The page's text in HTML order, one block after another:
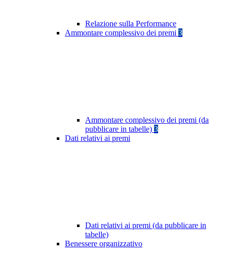
Relazione sulla Performance
Ammontare complessivo dei premi 3
Ammontare complessivo dei premi (da
pubblicare in tabelle) 3
Dati relativi ai premi
Dati relativi ai premi (da pubblicare in
tabelle)
Benessere organizzativo